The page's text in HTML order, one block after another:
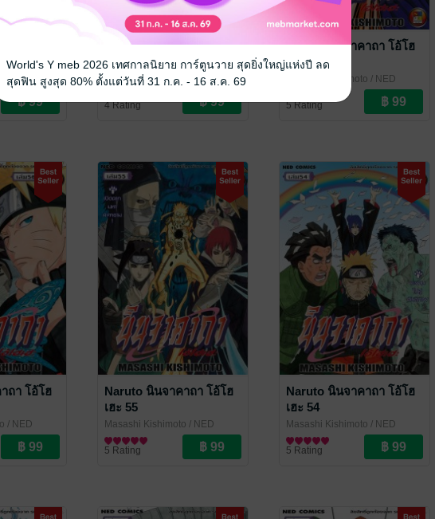
า โอ้โฮ
/ NED
Naruto นินจาคาถา โอ้โฮ
เฮะ 60
Masashi Kishimoto
/ NED
4 Rating
Naruto นินจาคาถา โอ้โฮ
เฮะ 59
Masashi Kishimoto / NED
5 Rating
ถา โอ้โฮ
/ NED
Naruto นินจาคาถา โอ้โฮ
เฮะ 55
Masashi Kishimoto / NED
Comics
การ์ตูนทั่วไป
5 Rating
Naruto นินจาคาถา โอ้โฮ
เฮะ 54
Masashi Kishimoto / NED
Comics
การ์ตูนทั่วไป
5 Rating
World's Y meb 2026 เทศกาลนิยาย การ์ตูนวาย สุดยิ่งใหญ่แห่งปี ลด
สุดฟิน สูงสุด 80% ตั้งแต่วันที่ 31 ก.ค. - 16 ส.ค. 69